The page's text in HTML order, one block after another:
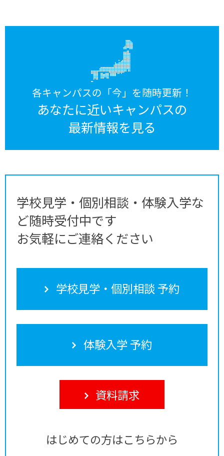
各キャンパスの「今」を随時更新！
あなたに近いキャンパスの
最新情報を見る
学校見学・個別相談・体験入学な
ど随時受付中です
お気軽にご連絡ください
学校見学・個別相談 予約
体験入学 予約
資料請求
はじめての方はこちらから